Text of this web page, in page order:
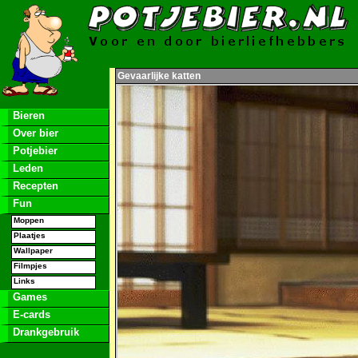
Bieren
Over bier
Potjebier
Leden
Recepten
Fun
Moppen
Plaatjes
Wallpaper
Filmpjes
Links
Games
E-cards
Drankgebruik
Gevaarlijke katten